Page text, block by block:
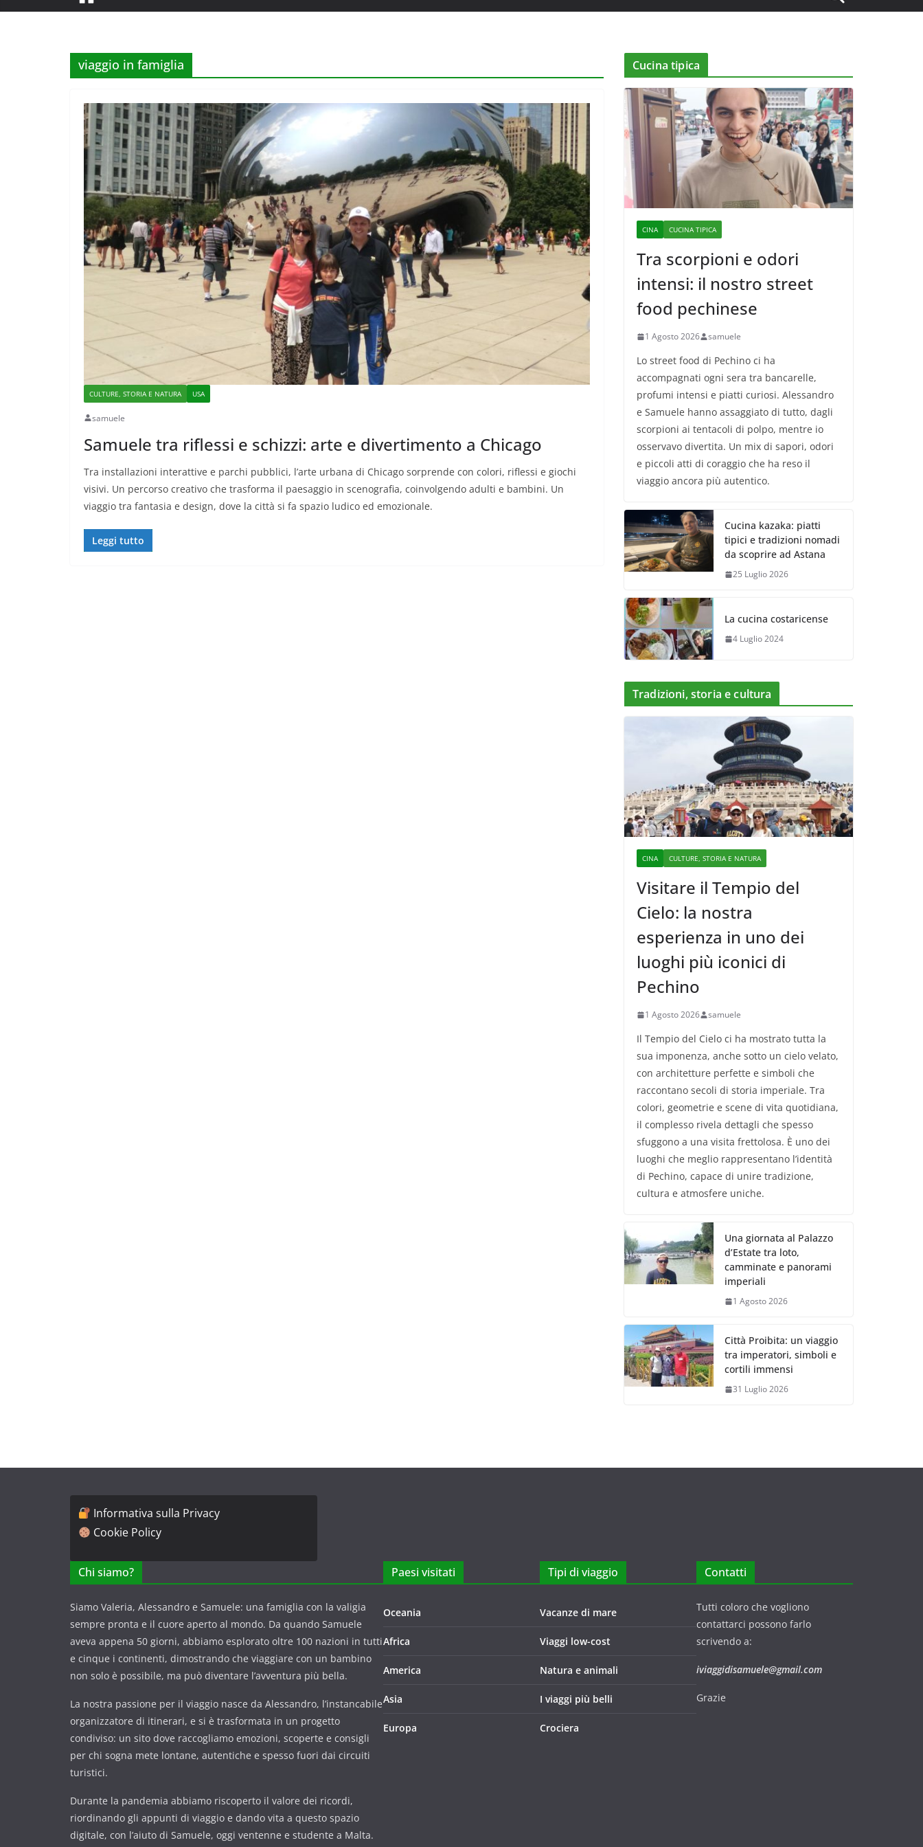
viaggio in famiglia
CULTURE, STORIA E NATURA USA
samuele
Samuele tra riflessi e schizzi: arte e divertimento a Chicago
Tra installazioni interattive e parchi pubblici, l’arte urbana di Chicago sorprende con colori, riflessi e giochi
visivi. Un percorso creativo che trasforma il paesaggio in scenografia, coinvolgendo adulti e bambini. Un
viaggio tra fantasia e design, dove la città si fa spazio ludico ed emozionale.
Leggi tutto
Cucina tipica
CINA CUCINA TIPICA
Tra scorpioni e odori
intensi: il nostro street
food pechinese
1 Agosto 2026 samuele
Lo street food di Pechino ci ha
accompagnati ogni sera tra bancarelle,
profumi intensi e piatti curiosi. Alessandro
e Samuele hanno assaggiato di tutto, dagli
scorpioni ai tentacoli di polpo, mentre io
osservavo divertita. Un mix di sapori, odori
e piccoli atti di coraggio che ha reso il
viaggio ancora più autentico.
Cucina kazaka: piatti
tipici e tradizioni nomadi
da scoprire ad Astana
25 Luglio 2026
La cucina costaricense
4 Luglio 2024
Tradizioni, storia e cultura
CINA CULTURE, STORIA E NATURA
Visitare il Tempio del
Cielo: la nostra
esperienza in uno dei
luoghi più iconici di
Pechino
1 Agosto 2026 samuele
Il Tempio del Cielo ci ha mostrato tutta la
sua imponenza, anche sotto un cielo velato,
con architetture perfette e simboli che
raccontano secoli di storia imperiale. Tra
colori, geometrie e scene di vita quotidiana,
il complesso rivela dettagli che spesso
sfuggono a una visita frettolosa. È uno dei
luoghi che meglio rappresentano l’identità
di Pechino, capace di unire tradizione,
cultura e atmosfere uniche.
Una giornata al Palazzo
d’Estate tra loto,
camminate e panorami
imperiali
1 Agosto 2026
Città Proibita: un viaggio
tra imperatori, simboli e
cortili immensi
31 Luglio 2026
Informativa sulla Privacy
Cookie Policy
Chi siamo?
Siamo Valeria, Alessandro e Samuele: una famiglia con la valigia
sempre pronta e il cuore aperto al mondo. Da quando Samuele
aveva appena 50 giorni, abbiamo esplorato oltre 100 nazioni in tutti
e cinque i continenti, dimostrando che viaggiare con un bambino
non solo è possibile, ma può diventare l’avventura più bella.
La nostra passione per il viaggio nasce da Alessandro, l’instancabile
organizzatore di itinerari, e si è trasformata in un progetto
condiviso: un sito dove raccogliamo emozioni, scoperte e consigli
per chi sogna mete lontane, autentiche e spesso fuori dai circuiti
turistici.
Durante la pandemia abbiamo riscoperto il valore dei ricordi,
riordinando gli appunti di viaggio e dando vita a questo spazio
digitale, con l’aiuto di Samuele, oggi ventenne e studente a Malta.
Paesi visitati
Oceania
Africa
America
Asia
Europa
Tipi di viaggio
Vacanze di mare
Viaggi low-cost
Natura e animali
I viaggi più belli
Crociera
Contatti
Tutti coloro che vogliono
contattarci possono farlo
scrivendo a:
iviaggidisamuele@gmail.com
Grazie